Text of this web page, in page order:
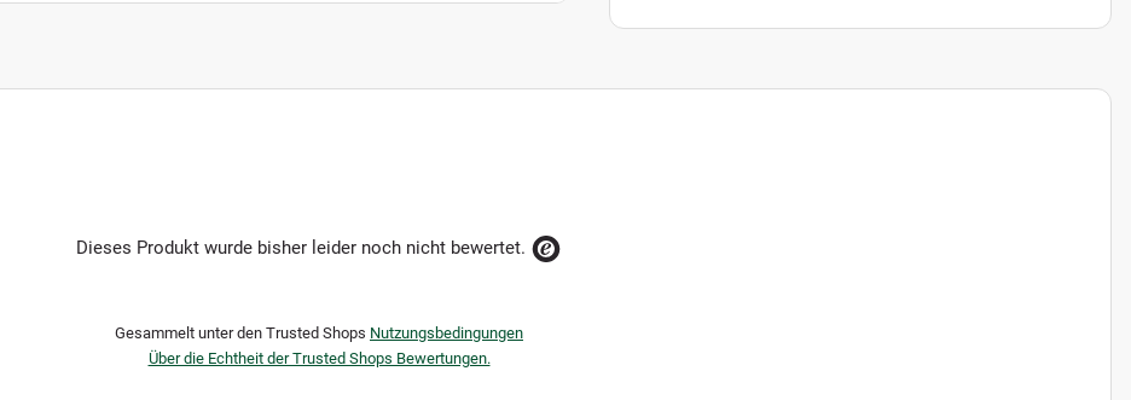
Dieses Produkt wurde bisher leider noch nicht bewertet.
Gesammelt unter den Trusted Shops Nutzungsbedingungen
Über die Echtheit der Trusted Shops Bewertungen.